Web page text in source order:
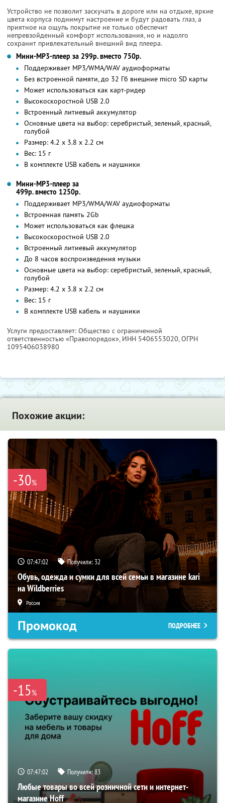
Устройство не позволит заскучать в дороге или на отдыхе, яркие
цвета корпуса поднимут настроение и будут радовать глаз, а
приятное на ощупь покрытие не только обеспечит
непревзойденный комфорт использования, но и надолго
сохранит привлекательный внешний вид плеера.
Мини-MP3-плеер за 299р. вместо 750р.
Поддерживает MP3/WMA/WAV аудиоформаты
Без встроенной памяти, до 32 Гб внешние micro SD карты
Может использоваться как карт-ридер
Высокоскоростной USB 2.0
Встроенный литиевый аккумулятор
Основные цвета на выбор: серебристый, зеленый, красный,
голубой
Размер: 4.2 х 3.8 х 2.2 см
Вес: 15 г
В комплекте USB кабель и наушники
Мини-MP3-плеер за
499р. вместо 1250р.
Поддерживает MP3/WMA/WAV аудиоформаты
Встроенная память 2Gb
Может использоваться как флешка
Высокоскоростной USB 2.0
Встроенный литиевый аккумулятор
До 8 часов воспроизведения музыки
Основные цвета на выбор: серебристый, зеленый, красный,
голубой
Размер: 4.2 х 3.8 х 2.2 см
Вес: 15 г
В комплекте USB кабель и наушники
Услуги предоставляет: Общество с ограниченной
ответственностью «Правопорядок», ИНН 5406553020, ОГРН
1095406038980
Похожие акции:
-30%
07:47:01 Получили: 32
Обувь, одежда и сумки для всей семьи в магазине kari
на Wildberries
Россия
Промокод ПОДРОБНЕЕ
-15%
07:47:01 Получили:83
Любые товары во всей розничной сети и интернет-
магазине Hoff